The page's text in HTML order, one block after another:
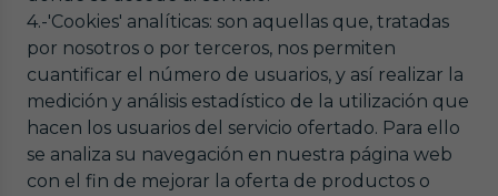
4.-'Cookies' analíticas: son aquellas que, tratadas
por nosotros o por terceros, nos permiten
cuantificar el número de usuarios, y así realizar la
medición y análisis estadístico de la utilización que
hacen los usuarios del servicio ofertado. Para ello
se analiza su navegación en nuestra página web
con el fin de mejorar la oferta de productos o